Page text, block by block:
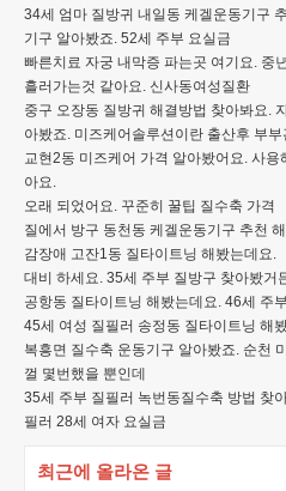
34세 엄마 질방귀 내일동 케겔운동기구
기구 알아봤죠. 52세 주부 요실금
빠른치료 자궁 내막증 파는곳 여기요. 중
흘러가는것 같아요. 신사동여성질환
중구 오장동 질방귀 해결방법 찾아봐요.
아봤죠. 미즈케어솔루션이란 출산후 부부
교현2동 미즈케어 가격 알아봤어요. 사
아요.
오래 되었어요. 꾸준히 꿀팁 질수축 가격
질에서 방구 동천동 케겔운동기구 추천
감장애 고잔1동 질타이트닝 해봤는데요.
대비 하세요. 35세 주부 질방구 찾아봤거
공항동 질타이트닝 해봤는데요. 46세 주
45세 여성 질필러 송정동 질타이트닝 해
복흥면 질수축 운동기구 알아봤죠. 순천
껄 몇번했을 뿐인데
35세 주부 질필러 녹번동질수축 방법 찾
필러 28세 여자 요실금
최근에 올라온 글